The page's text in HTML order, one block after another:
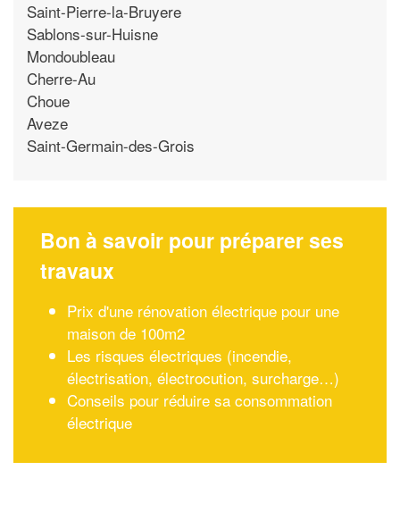
Saint-Pierre-la-Bruyere
Sablons-sur-Huisne
Mondoubleau
Cherre-Au
Choue
Aveze
Saint-Germain-des-Grois
Bon à savoir pour préparer ses
travaux
Prix d'une rénovation électrique pour une
maison de 100m2
Les risques électriques (incendie,
électrisation, électrocution, surcharge…)
Conseils pour réduire sa consommation
électrique